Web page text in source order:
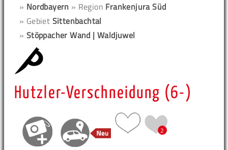
» Nordbayern » Region Frankenjura Süd
» Gebiet Sittenbachtal
» Stöppacher Wand | Waldjuwel
Hutzler-Verschneidung (6-)
2